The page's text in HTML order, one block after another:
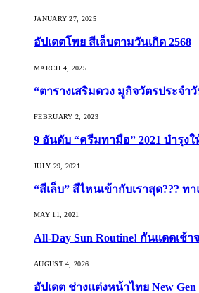
JANUARY 27, 2025
อัปเดตโพย สีเล็บตามวันเกิด 2568
MARCH 4, 2025
“ตารางเสริมดวง มูกิจวัตรประจำ
FEBRUARY 2, 2023
9 อันดับ “ครีมทามือ” 2021 บำรุง
JULY 29, 2021
“สีเล็บ” สีไหนเข้ากับเราสุด??? ท
MAY 11, 2021
All-Day Sun Routine! กันแดดเช้า
AUGUST 4, 2026
อัปเดต ช่างแต่งหน้าไทย New